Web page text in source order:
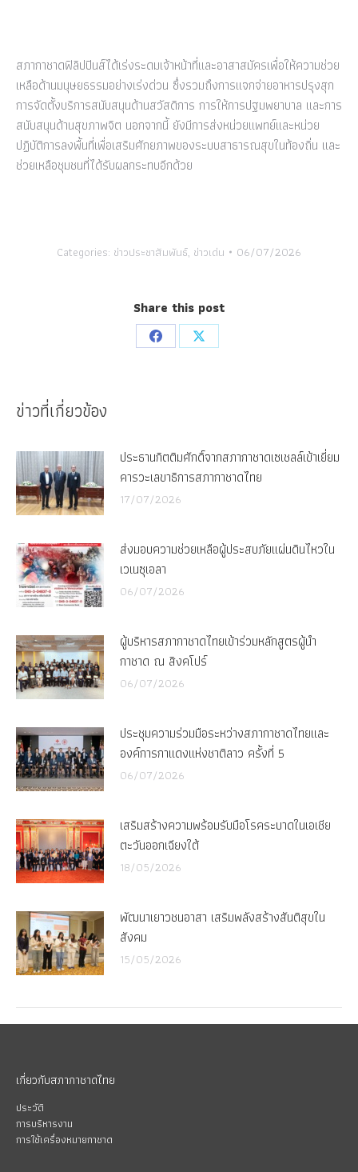
สภากาชาดฟิลิปปินส์ได้เร่งระดมเจ้าหน้าที่และอาสาสมัครเพื่อให้ความช่วย
เหลือด้านมนุษยธรรมอย่างเร่งด่วน ซึ่งรวมถึงการแจกจ่ายอาหารปรุงสุก
การจัดตั้งบริการสนับสนุนด้านสวัสดิการ การให้การปฐมพยาบาล และการ
สนับสนุนด้านสุขภาพจิต นอกจากนี้ ยังมีการส่งหน่วยแพทย์และหน่วย
ปฏิบัติการลงพื้นที่เพื่อเสริมศักยภาพของระบบสาธารณสุขในท้องถิ่น และ
ช่วยเหลือชุมชนที่ได้รับผลกระทบอีกด้วย
Categories: ข่าวประชาสัมพันธ์, ข่าวเด่น 06/07/2026
Share this post
Share
Share
ข่าวที่เกี่ยวข้อง
ประธานกิตติมศักดิ์จากสภากาชาดเซเชลล์เข้าเยี่ยม
คารวะเลขาธิการสภากาชาดไทย
17/07/2026
ส่งมอบความช่วยเหลือผู้ประสบภัยแผ่นดินไหวใน
เวเนซุเอลา
06/07/2026
ผู้บริหารสภากาชาดไทยเข้าร่วมหลักสูตรผู้นำ
กาชาด ณ สิงคโปร์
06/07/2026
ประชุมความร่วมมือระหว่างสภากาชาดไทยและ
องค์การกาแดงแห่งชาติลาว ครั้งที่ 5
06/07/2026
เสริมสร้างความพร้อมรับมือโรคระบาดในเอเชีย
ตะวันออกเฉียงใต้
18/05/2026
พัฒนาเยาวชนอาสา เสริมพลังสร้างสันติสุขใน
สังคม
15/05/2026
เกี่ยวกับสภากาชาดไทย
ประวัติ
การบริหารงาน
การใช้เครื่องหมายกาชาด